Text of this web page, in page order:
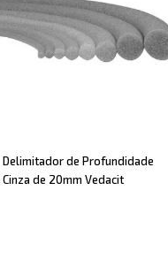
Delimitador de Profundidade
Cinza de 20mm Vedacit